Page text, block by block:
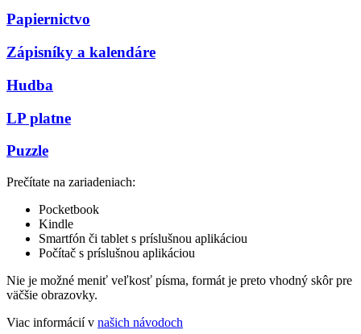
Papiernictvo
Zápisníky a kalendáre
Hudba
LP platne
Puzzle
Prečítate na zariadeniach:
Pocketbook
Kindle
Smartfón či tablet s príslušnou aplikáciou
Počítač s príslušnou aplikáciou
Nie je možné meniť veľkosť písma, formát je preto vhodný skôr pre
väčšie obrazovky.
Viac informácií v našich návodoch